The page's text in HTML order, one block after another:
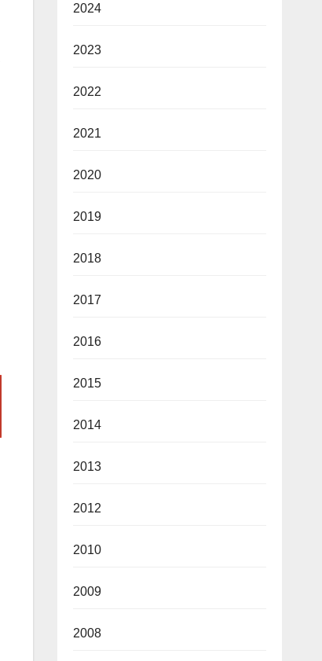
2024
2023
2022
2021
2020
2019
2018
2017
2016
2015
2014
2013
2012
2010
2009
2008